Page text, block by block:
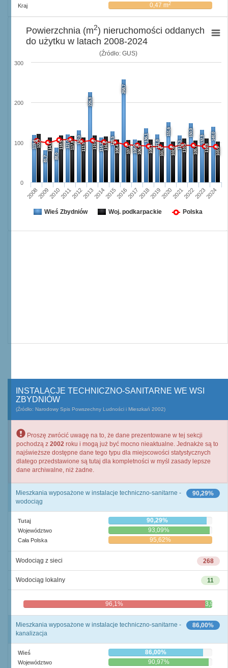
Kraj 0,47 m2
(Źródło: GUS)
119,4
81,7 88,0
121,0 132,0
226,8
114,2
128,5
258,7
108,0
136,1
121,8
151,6
119,3
150,0
132,3 140,0
122,7 114,1 118,5 117,8 113,5 119,0 116,6 108,4 107,1 106,5 108,1 101,9 102,8 110,5 105,7 110,8 103,9
20082009201020112012201320142015201620172018201920202021202220232024
0
100
200
300
Powierzchnia (m2) nieruchomości oddanych
do użytku w latach 2008-2024
Wieś Zbydniów Woj. podkarpackie Polska
INSTALACJE TECHNICZNO-SANITARNE WE WSI
ZBYDNIÓW
(Źródło: Narodowy Spis Powszechny Ludności i Mieszkań 2002)
Proszę zwrócić uwagę na to, że dane prezentowane w tej sekcji
pochodzą z 2002 roku i mogą już być mocno nieaktualne. Jednakże są to
najświeższe dostępne dane tego typu dla miejscowości statystycznych
dlatego przedstawione są tutaj dla kompletności w myśl zasady lepsze
dane archiwalne, niż żadne.
90,29%
Mieszkania wyposażone w instalacje techniczno-sanitarne -
wodociąg
Tutaj 90,29%
Województwo 93,09%
Cała Polska 95,62%
268
Wodociąg z sieci
11
Wodociąg lokalny
96,1% 3,9%
86,00%
Mieszkania wyposażone w instalacje techniczno-sanitarne -
kanalizacja
Wieś 86,00%
Województwo 90,97%